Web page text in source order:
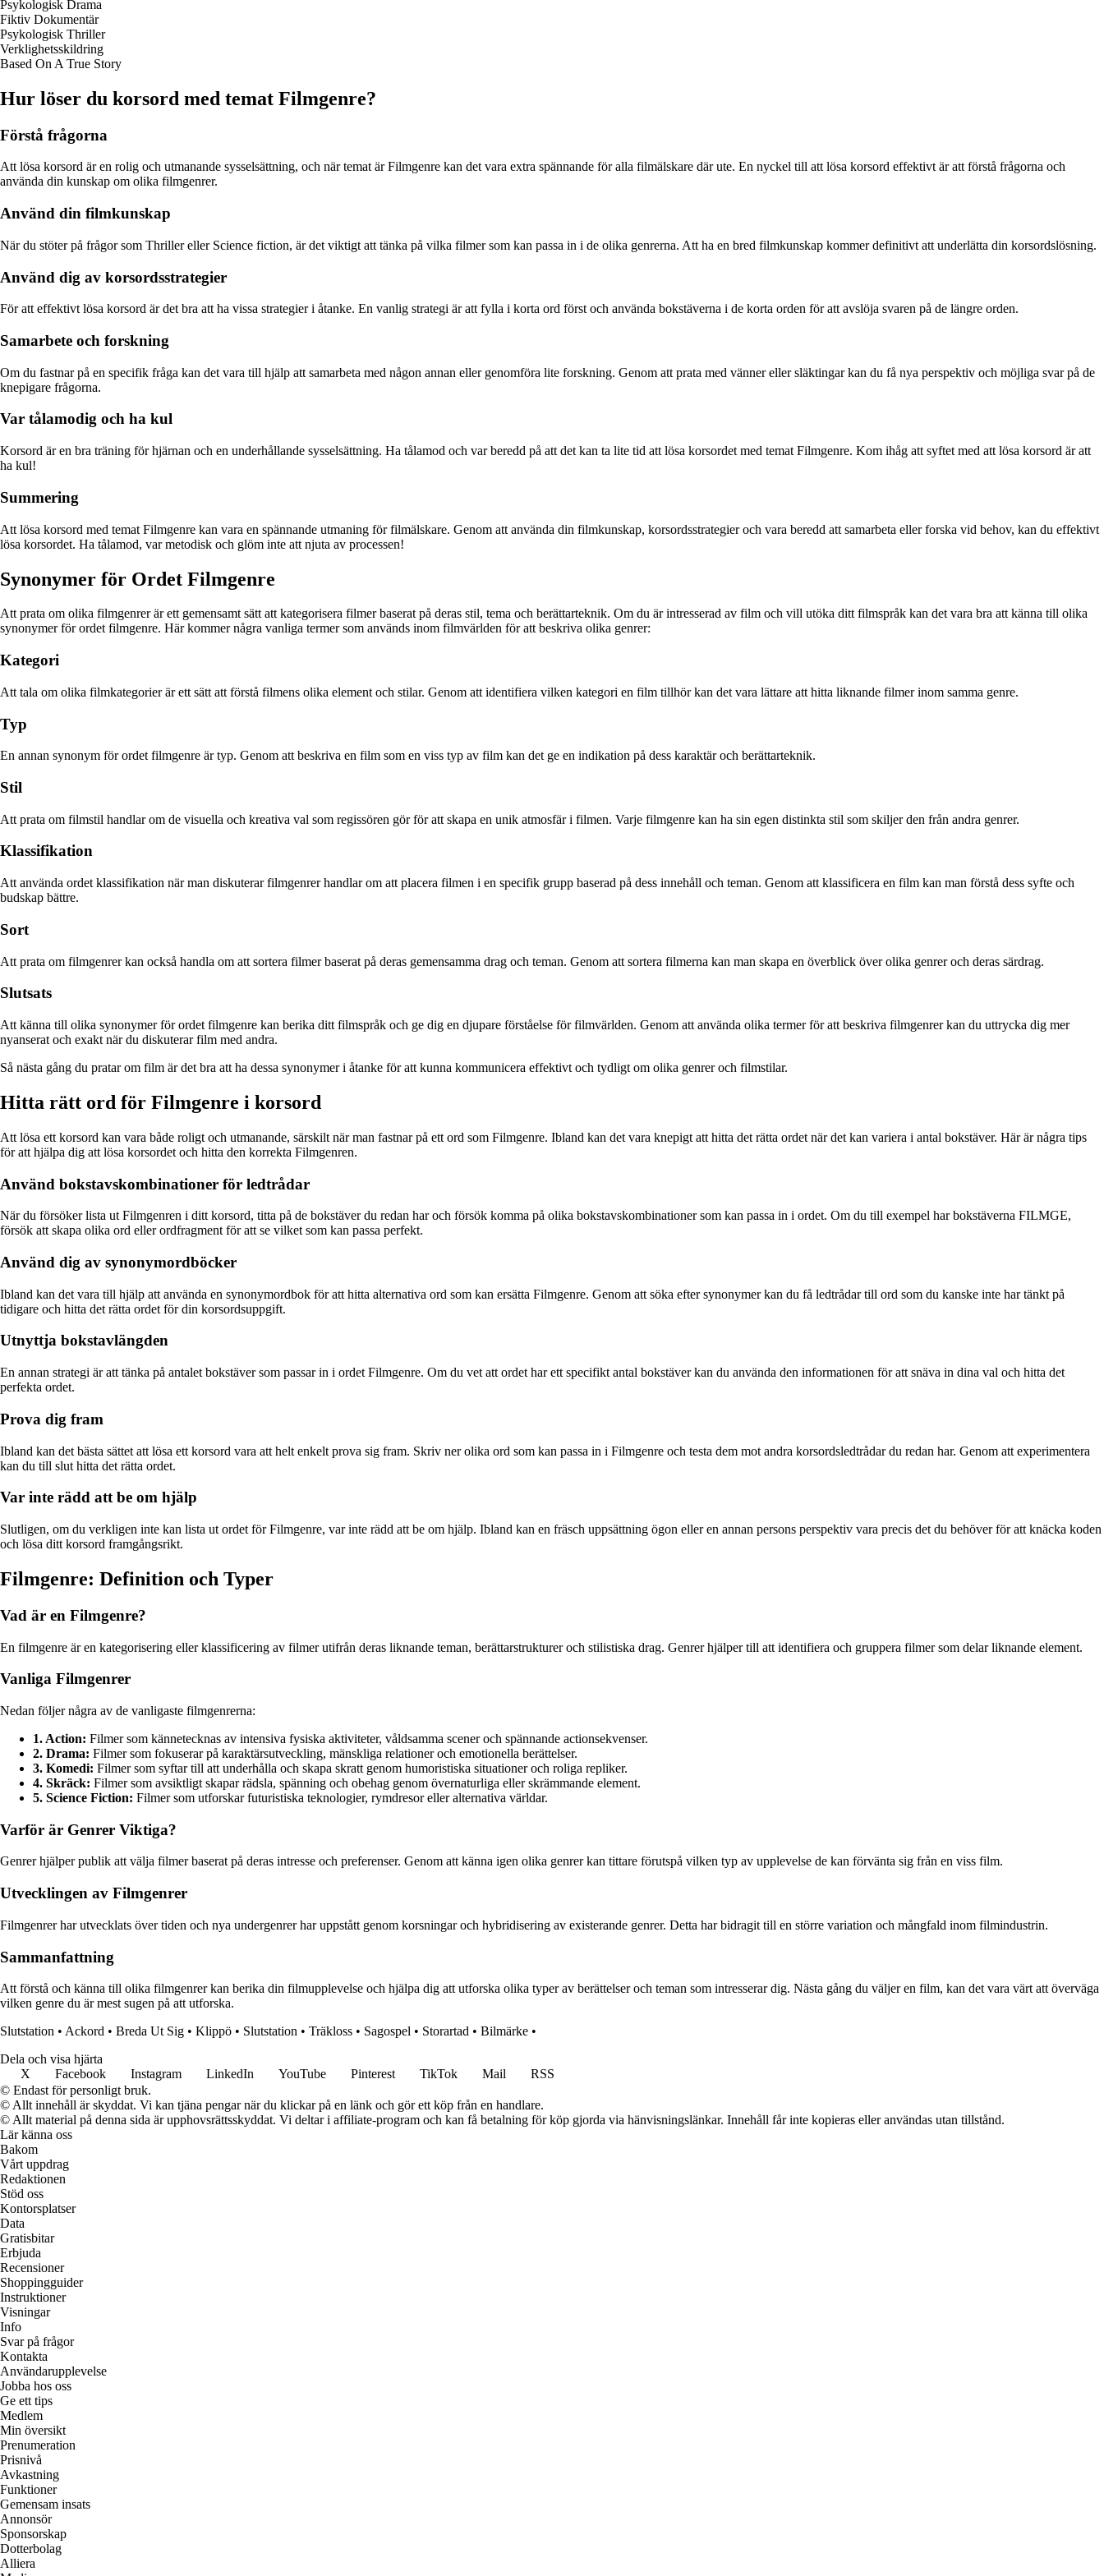
Psykologisk Drama
Fiktiv Dokumentär
Psykologisk Thriller
Verklighetsskildring
Based On A True Story
Hur löser du korsord med temat Filmgenre?
Förstå frågorna
Att lösa korsord är en rolig och utmanande sysselsättning, och när temat är Filmgenre kan det vara extra spännande för alla filmälskare där ute. En nyckel till att lösa korsord effektivt är att förstå frågorna och
använda din kunskap om olika filmgenrer.
Använd din filmkunskap
När du stöter på frågor som Thriller eller Science fiction, är det viktigt att tänka på vilka filmer som kan passa in i de olika genrerna. Att ha en bred filmkunskap kommer definitivt att underlätta din korsordslösning.
Använd dig av korsordsstrategier
För att effektivt lösa korsord är det bra att ha vissa strategier i åtanke. En vanlig strategi är att fylla i korta ord först och använda bokstäverna i de korta orden för att avslöja svaren på de längre orden.
Samarbete och forskning
Om du fastnar på en specifik fråga kan det vara till hjälp att samarbeta med någon annan eller genomföra lite forskning. Genom att prata med vänner eller släktingar kan du få nya perspektiv och möjliga svar på de
knepigare frågorna.
Var tålamodig och ha kul
Korsord är en bra träning för hjärnan och en underhållande sysselsättning. Ha tålamod och var beredd på att det kan ta lite tid att lösa korsordet med temat Filmgenre. Kom ihåg att syftet med att lösa korsord är att
ha kul!
Summering
Att lösa korsord med temat Filmgenre kan vara en spännande utmaning för filmälskare. Genom att använda din filmkunskap, korsordsstrategier och vara beredd att samarbeta eller forska vid behov, kan du effektivt
lösa korsordet. Ha tålamod, var metodisk och glöm inte att njuta av processen!
Synonymer för Ordet Filmgenre
Att prata om olika filmgenrer är ett gemensamt sätt att kategorisera filmer baserat på deras stil, tema och berättarteknik. Om du är intresserad av film och vill utöka ditt filmspråk kan det vara bra att känna till olika
synonymer för ordet filmgenre. Här kommer några vanliga termer som används inom filmvärlden för att beskriva olika genrer:
Kategori
Att tala om olika filmkategorier är ett sätt att förstå filmens olika element och stilar. Genom att identifiera vilken kategori en film tillhör kan det vara lättare att hitta liknande filmer inom samma genre.
Typ
En annan synonym för ordet filmgenre är typ. Genom att beskriva en film som en viss typ av film kan det ge en indikation på dess karaktär och berättarteknik.
Stil
Att prata om filmstil handlar om de visuella och kreativa val som regissören gör för att skapa en unik atmosfär i filmen. Varje filmgenre kan ha sin egen distinkta stil som skiljer den från andra genrer.
Klassifikation
Att använda ordet klassifikation när man diskuterar filmgenrer handlar om att placera filmen i en specifik grupp baserad på dess innehåll och teman. Genom att klassificera en film kan man förstå dess syfte och
budskap bättre.
Sort
Att prata om filmgenrer kan också handla om att sortera filmer baserat på deras gemensamma drag och teman. Genom att sortera filmerna kan man skapa en överblick över olika genrer och deras särdrag.
Slutsats
Att känna till olika synonymer för ordet filmgenre kan berika ditt filmspråk och ge dig en djupare förståelse för filmvärlden. Genom att använda olika termer för att beskriva filmgenrer kan du uttrycka dig mer
nyanserat och exakt när du diskuterar film med andra.
Så nästa gång du pratar om film är det bra att ha dessa synonymer i åtanke för att kunna kommunicera effektivt och tydligt om olika genrer och filmstilar.
Hitta rätt ord för Filmgenre i korsord
Att lösa ett korsord kan vara både roligt och utmanande, särskilt när man fastnar på ett ord som Filmgenre. Ibland kan det vara knepigt att hitta det rätta ordet när det kan variera i antal bokstäver. Här är några tips
för att hjälpa dig att lösa korsordet och hitta den korrekta Filmgenren.
Använd bokstavskombinationer för ledtrådar
När du försöker lista ut Filmgenren i ditt korsord, titta på de bokstäver du redan har och försök komma på olika bokstavskombinationer som kan passa in i ordet. Om du till exempel har bokstäverna FILMGE,
försök att skapa olika ord eller ordfragment för att se vilket som kan passa perfekt.
Använd dig av synonymordböcker
Ibland kan det vara till hjälp att använda en synonymordbok för att hitta alternativa ord som kan ersätta Filmgenre. Genom att söka efter synonymer kan du få ledtrådar till ord som du kanske inte har tänkt på
tidigare och hitta det rätta ordet för din korsordsuppgift.
Utnyttja bokstavlängden
En annan strategi är att tänka på antalet bokstäver som passar in i ordet Filmgenre. Om du vet att ordet har ett specifikt antal bokstäver kan du använda den informationen för att snäva in dina val och hitta det
perfekta ordet.
Prova dig fram
Ibland kan det bästa sättet att lösa ett korsord vara att helt enkelt prova sig fram. Skriv ner olika ord som kan passa in i Filmgenre och testa dem mot andra korsordsledtrådar du redan har. Genom att experimentera
kan du till slut hitta det rätta ordet.
Var inte rädd att be om hjälp
Slutligen, om du verkligen inte kan lista ut ordet för Filmgenre, var inte rädd att be om hjälp. Ibland kan en fräsch uppsättning ögon eller en annan persons perspektiv vara precis det du behöver för att knäcka koden
och lösa ditt korsord framgångsrikt.
Filmgenre: Definition och Typer
Vad är en Filmgenre?
En filmgenre är en kategorisering eller klassificering av filmer utifrån deras liknande teman, berättarstrukturer och stilistiska drag. Genrer hjälper till att identifiera och gruppera filmer som delar liknande element.
Vanliga Filmgenrer
Nedan följer några av de vanligaste filmgenrerna:
1. Action: Filmer som kännetecknas av intensiva fysiska aktiviteter, våldsamma scener och spännande actionsekvenser.
2. Drama: Filmer som fokuserar på karaktärsutveckling, mänskliga relationer och emotionella berättelser.
3. Komedi: Filmer som syftar till att underhålla och skapa skratt genom humoristiska situationer och roliga repliker.
4. Skräck: Filmer som avsiktligt skapar rädsla, spänning och obehag genom övernaturliga eller skrämmande element.
5. Science Fiction: Filmer som utforskar futuristiska teknologier, rymdresor eller alternativa världar.
Varför är Genrer Viktiga?
Genrer hjälper publik att välja filmer baserat på deras intresse och preferenser. Genom att känna igen olika genrer kan tittare förutspå vilken typ av upplevelse de kan förvänta sig från en viss film.
Utvecklingen av Filmgenrer
Filmgenrer har utvecklats över tiden och nya undergenrer har uppstått genom korsningar och hybridisering av existerande genrer. Detta har bidragit till en större variation och mångfald inom filmindustrin.
Sammanfattning
Att förstå och känna till olika filmgenrer kan berika din filmupplevelse och hjälpa dig att utforska olika typer av berättelser och teman som intresserar dig. Nästa gång du väljer en film, kan det vara värt att överväga
vilken genre du är mest sugen på att utforska.
Slutstation • Ackord • Breda Ut Sig • Klippö • Slutstation • Träkloss • Sagospel • Storartad • Bilmärke •
Dela och visa hjärta
X
Facebook Instagram LinkedIn YouTube Pinterest TikTok Mail
RSS
© Endast för personligt bruk.
© Allt innehåll är skyddat. Vi kan tjäna pengar när du klickar på en länk och gör ett köp från en handlare.
© Allt material på denna sida är upphovsrättsskyddat. Vi deltar i affiliate-program och kan få betalning för köp gjorda via hänvisningslänkar. Innehåll får inte kopieras eller användas utan tillstånd.
Lär känna oss
Bakom
Vårt uppdrag
Redaktionen
Stöd oss
Kontorsplatser
Data
Gratisbitar
Erbjuda
Recensioner
Shoppingguider
Instruktioner
Visningar
Info
Svar på frågor
Kontakta
Användarupplevelse
Jobba hos oss
Ge ett tips
Medlem
Min översikt
Prenumeration
Prisnivå
Avkastning
Funktioner
Gemensam insats
Annonsör
Sponsorskap
Dotterbolag
Alliera